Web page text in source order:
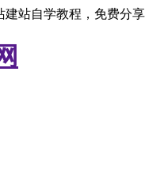
站自学教程，免费分